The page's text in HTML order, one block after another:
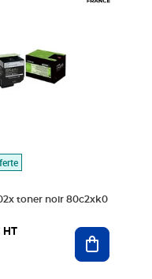
toner noir 80c2xk0
HT Ajouter